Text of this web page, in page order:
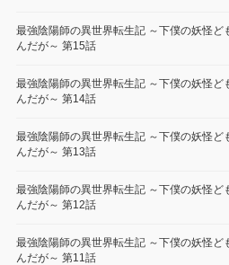
最強陰陽師の異世界転生記 ～下僕の妖怪ど
んだが～ 第15話
最強陰陽師の異世界転生記 ～下僕の妖怪ど
んだが～ 第14話
最強陰陽師の異世界転生記 ～下僕の妖怪ど
んだが～ 第13話
最強陰陽師の異世界転生記 ～下僕の妖怪ど
んだが～ 第12話
最強陰陽師の異世界転生記 ～下僕の妖怪ど
んだが～ 第11話